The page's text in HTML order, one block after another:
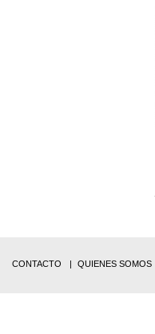
CONTACTO QUIENES SOMOS